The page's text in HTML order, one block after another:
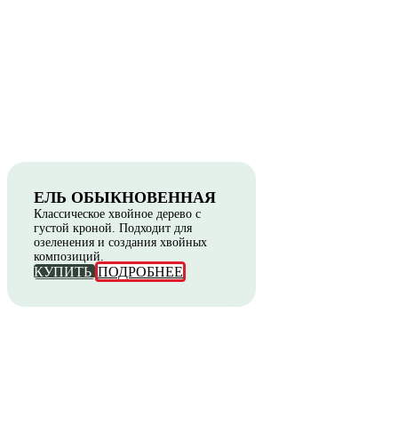
ЕЛЬ ОБЫКНОВЕННАЯ
Классическое хвойное дерево с
густой кроной. Подходит для
озеленения и создания хвойных
композиций.
КУПИТЬ ПОДРОБНЕЕ